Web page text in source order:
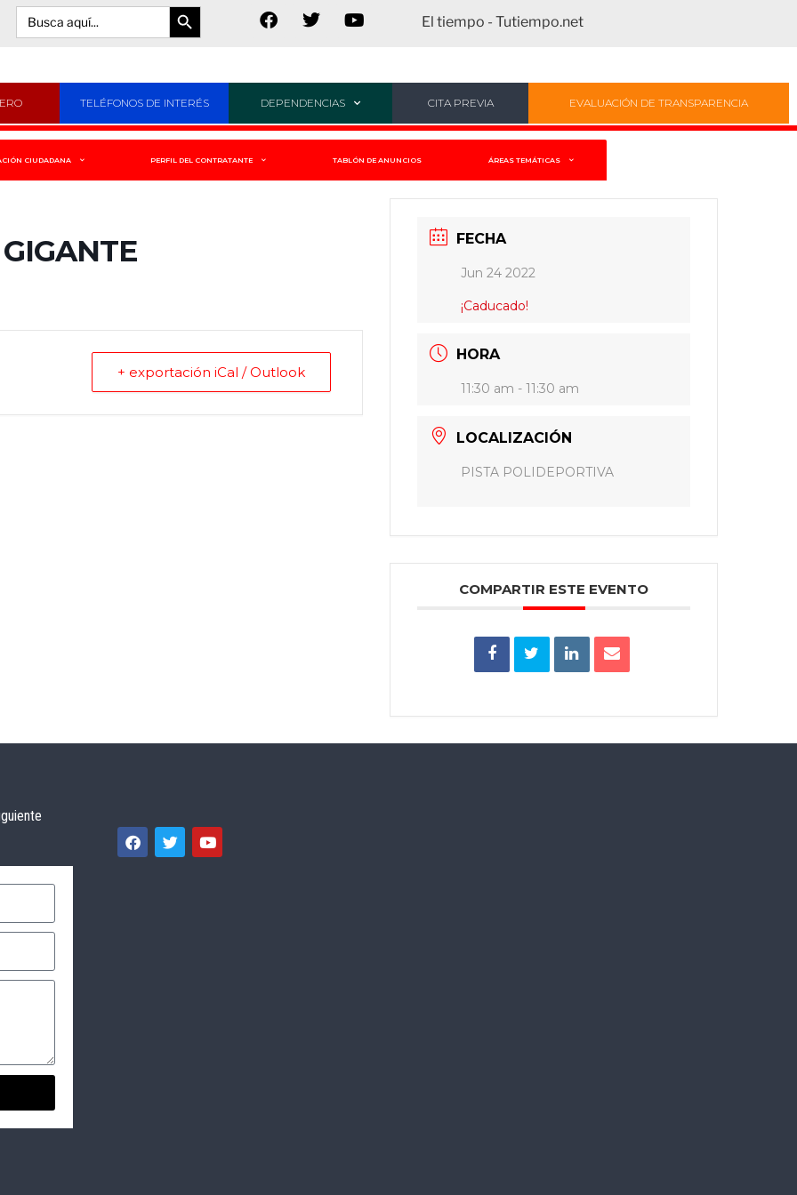
Buscar:
Botón de búsqueda
El tiempo - Tutiempo.net
TELÉFONOS DE INTERÉS DEPENDENCIAS CITA PREVIA EVALUACIÓN DE TRANSPARENCIA
CIUDADANA PERFIL DEL CONTRATANTE TABLÓN DE ANUNCIOS ÁREAS TEMÁTICAS
+ exportación iCal / Outlook
FECHA
Jun 24 2022
¡Caducado!
HORA
11:30 am - 11:30 am
LOCALIZACIÓN
PISTA POLIDEPORTIVA
COMPARTIR ESTE EVENTO